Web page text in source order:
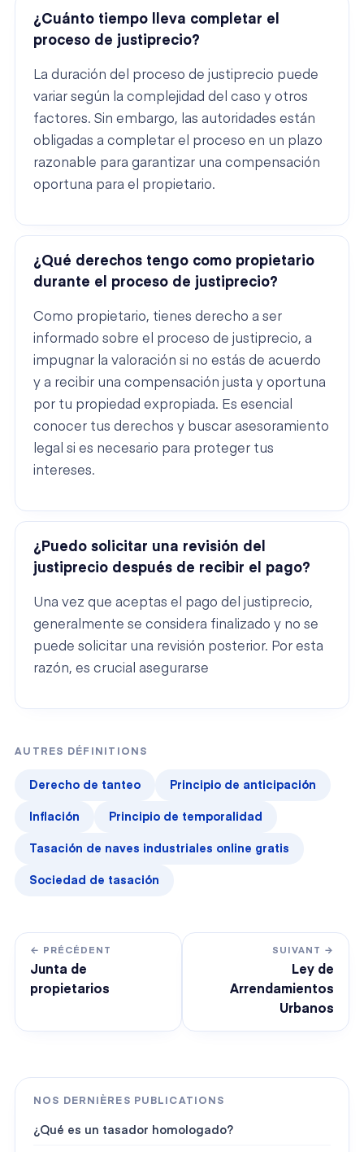
¿Cuánto tiempo lleva completar el
proceso de justiprecio?
La duración del proceso de justiprecio puede
variar según la complejidad del caso y otros
factores. Sin embargo, las autoridades están
obligadas a completar el proceso en un plazo
razonable para garantizar una compensación
oportuna para el propietario.
¿Qué derechos tengo como propietario
durante el proceso de justiprecio?
Como propietario, tienes derecho a ser
informado sobre el proceso de justiprecio, a
impugnar la valoración si no estás de acuerdo
y a recibir una compensación justa y oportuna
por tu propiedad expropiada. Es esencial
conocer tus derechos y buscar asesoramiento
legal si es necesario para proteger tus
intereses.
¿Puedo solicitar una revisión del
justiprecio después de recibir el pago?
Una vez que aceptas el pago del justiprecio,
generalmente se considera finalizado y no se
puede solicitar una revisión posterior. Por esta
razón, es crucial asegurarse
AUTRES DÉFINITIONS
Derecho de tanteo Principio de anticipación
Inflación Principio de temporalidad
Tasación de naves industriales online gratis
Sociedad de tasación
← PRÉCÉDENT
Junta de
propietarios
SUIVANT →
Ley de
Arrendamientos
Urbanos
NOS DERNIÈRES PUBLICATIONS
¿Qué es un tasador homologado?